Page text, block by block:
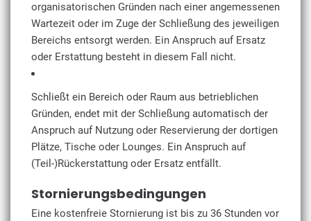
organisatorischen Gründen nach einer angemessenen
Wartezeit oder im Zuge der Schließung des jeweiligen
Bereichs entsorgt werden. Ein Anspruch auf Ersatz
oder Erstattung besteht in diesem Fall nicht.
Schließt ein Bereich oder Raum aus betrieblichen
Gründen, endet mit der Schließung automatisch der
Anspruch auf Nutzung oder Reservierung der dortigen
Plätze, Tische oder Lounges. Ein Anspruch auf
(Teil-)Rückerstattung oder Ersatz entfällt.
Stornierungsbedingungen
Eine kostenfreie Stornierung ist bis zu 36 Stunden vor